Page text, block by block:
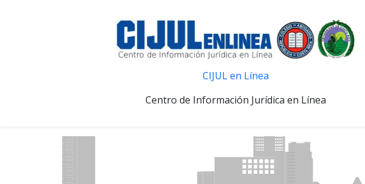
CIJUL en Línea
Centro de Información Jurídica en Línea